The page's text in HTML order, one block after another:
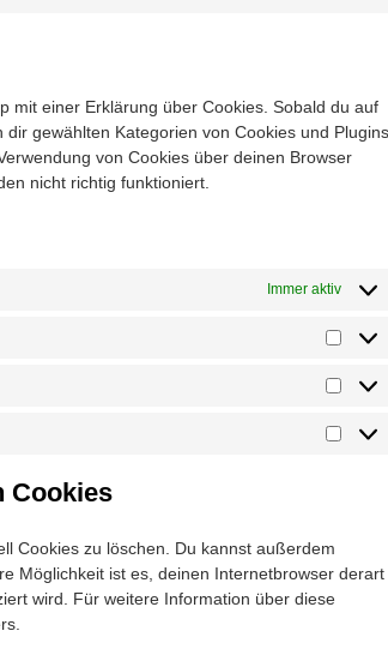
mit einer Erklärung über Cookies. Sobald du auf
gewählten Kategorien von Cookies und Plugins
von Cookies über deinen Browser
nicht richtig funktioniert.
Immer aktiv
Cookies
Cookies zu löschen. Du kannst außerdem
Möglichkeit ist es, deinen Internetbrowser derart
wird. Für weitere Information über diese